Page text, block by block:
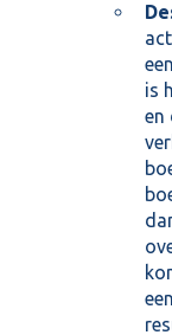
is
en